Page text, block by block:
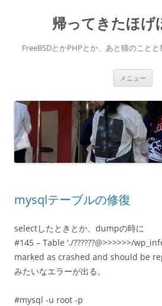
帰ってきたほげ
FreeBSDとかPHPとか、あと猫のこと
メニュー
mysqlテーブルの修復
selectしたときとか、dumpの時に
#145 – Table ‘./??????@>>>>>>/
marked as crashed and should be
みたいなエラーが出る。
#mysql -u root -p